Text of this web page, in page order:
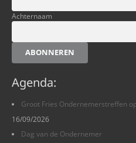
Achternaam
ABONNEREN
Agenda:
Groot Fries Ondernemerstreffen
16/09/2026
Dag van de Ondernemer